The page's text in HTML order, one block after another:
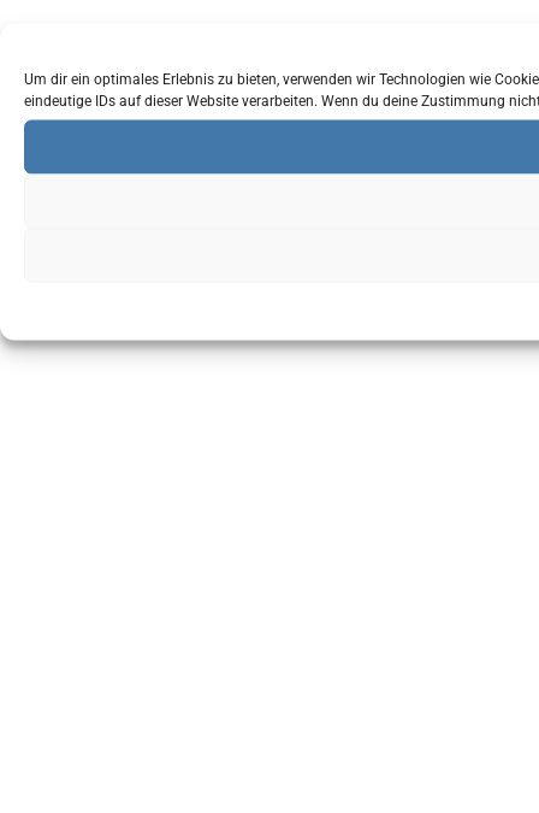
Um dir ein optimales Erlebnis zu bieten, verwenden wir Technologien wie
eindeutige IDs auf dieser Website verarbeiten. Wenn du deine Zustimmung